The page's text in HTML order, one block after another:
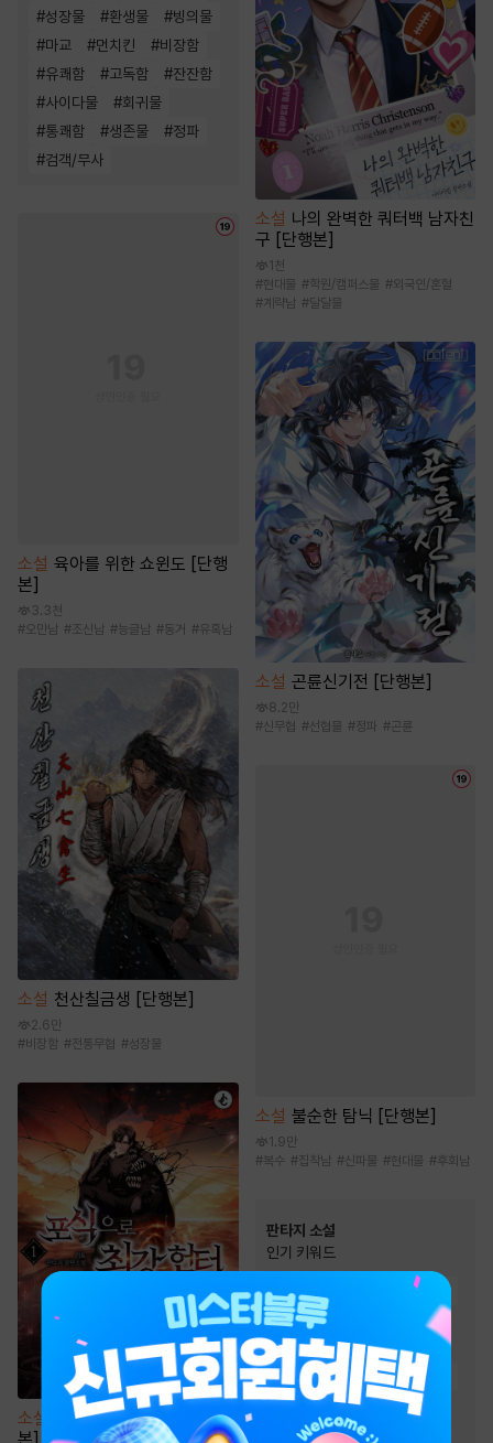
#성장물 #환생물 #빙의물
#마교 #먼치킨 #비장함
#유쾌함 #고독함 #잔잔함
#사이다물 #회귀물
#통쾌함 #생존물 #정파
#검객/무사
소설 육아를 위한 쇼윈도 [단행
본]
3.3천
#오만남 #조신남 #능글남 #동거 #유혹남
소설 천산칠금생 [단행본]
2.6만
#비장함 #전통무협 #성장물
소설
포식으로 최강 헌터 [단행
본]
소설 나의 완벽한 쿼터백 남자친
구 [단행본]
1천
#현대물 #학원/캠퍼스물 #외국인/혼혈
#계략남 #달달물
소설 곤륜신기전 [단행본]
8.2만
#신무협 #선협물 #정파 #곤륜
소설 불순한 탐닉 [단행본]
1.9만
#복수 #집착남 #신파물 #현대물 #후회남
판타지 소설
인기 키워드
전쟁물
이능력
#게임시스템
#성장물 #천재 #재벌물
#통쾌함 유쾌함 #전문직
#생존물 #환생물
경영/기업 #스포츠물